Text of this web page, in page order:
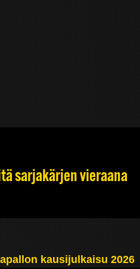
sarjakärjen vieraana